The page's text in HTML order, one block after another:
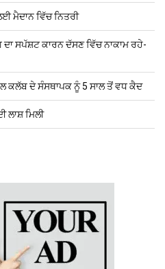
ਮੈਦਾਨ ਵਿੱਚ ਨਿਤਰੀ
ਸਪੱਸ਼ਟ ਕਾਰਨ ਦੱਸਣ ਵਿੱਚ ਨਾਕਾਮ ਰਹੇ-
ਕਲੱਬ ਦੇ ਸੰਸਥਾਪਕ ਨੂੰ 5 ਸਾਲ ਤੋਂ ਵਧ ਕੈਦ
ਲਾਸ਼ ਮਿਲੀ